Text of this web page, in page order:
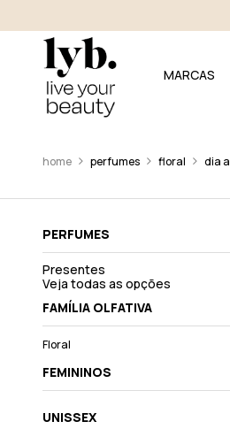
MARCAS
perfumes floral dia
PERFUMES
Presentes
Veja todas as opções
FAMÍLIA OLFATIVA
Floral
FEMININOS
UNISSEX